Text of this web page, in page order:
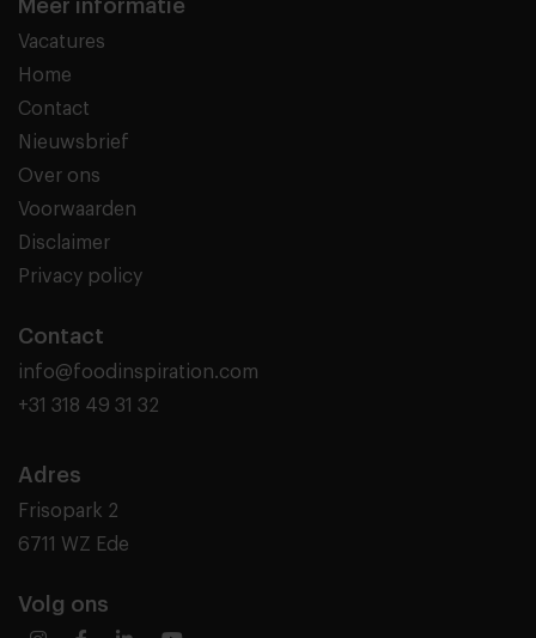
Meer informatie
Vacatures
Home
Contact
Nieuwsbrief
Over ons
Voorwaarden
Disclaimer
Privacy policy
Contact
info@foodinspiration.com
+31 318 49 31 32
Adres
Frisopark 2
6711 WZ Ede
Volg ons